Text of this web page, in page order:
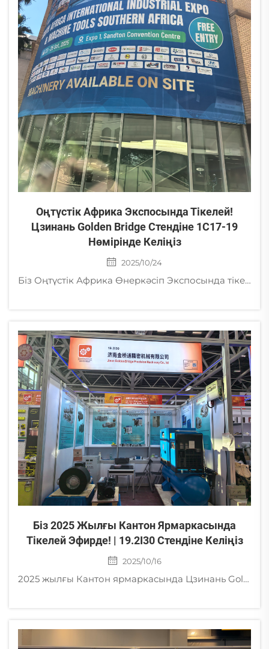
Оңтүстік Африка Экспосында Тікелей!
Цзинань Golden Bridge Стендіне 1C17-19
Нөмірінде Келіңіз
2025/10/24
Біз Оңтүстік Африка Өнеркәсіп Экспосында тікелей қатысамыз! Өнеркәсіптік сорғыш насостар, ауа компрессорлары және кернеу стабилизаторларының жұмысын көріңіз. Тікелей демонстрациялар мен сарапшылармен сөйлесулер үшін 1-ші залдағы 1C17-19 стендіне келіңіз. 23-25 қазан, Сандтон Конвенциялық Орталығы.
Біз 2025 Жылғы Кантон Ярмаркасында
Тікелей Эфирде! | 19.2I30 Стендіне Келіңіз
2025/10/16
2025 жылғы Кантон ярмаркасында Цзинань Golden Bridge-тың шығармаларын тамашалаңыз! Біздің вихрлы вакуумдық сорғыштар, құрғақ роторлы пластинкалы сорғыштар, жиілікті реттеумен вакуумдық сорғыштар, винтті ауа компрессорлары және басқаларын көріңіз. Тікелей демонстрация 19.2I30 стендінде. Сіздің бизнесіңізге арналған маман шешімдерін алыңыз!